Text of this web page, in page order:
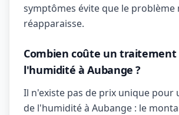
symptômes évite que le problème
réapparaisse.
Combien coûte un traitement
l'humidité à Aubange ?
Il n'existe pas de prix unique pour
de l'humidité à Aubange : le